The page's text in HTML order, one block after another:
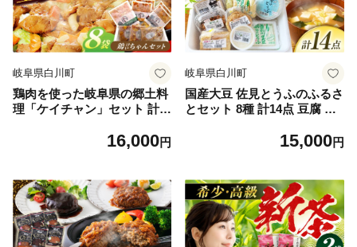
岐阜県白川町
鶏肉を使った岐阜県の郷土料
理「ケイチャン」セット 計8
付）鶏肉 豚肉 ケイチャン 焼
H001]
16,000円
岐阜県白川町
国産大豆 佐見とうふのふるさ
とセット 8種 計14点 豆腐 油
とうふ豆の力 [AWAJ001]
15,000円